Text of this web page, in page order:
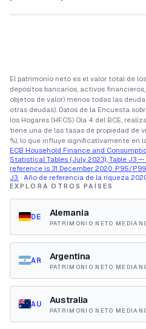
El patrimonio neto es el valor total de
depósitos bancarios, activos
objetos de valor) menos todas las
otras deudas). Datos de la Encuesta
los Hogares (HFCS) Ola 4 del BCE,
tiene una de las tasas de propiedad de
%), lo que influye significativamente en
ECB Household Finance and
Statistical Tables (July 2023), Table J3
reference is 31 December 2020. P95/
J3. · Año de referencia de la riqueza
EXPLORA OTROS PAÍSES
DE Alemania
PATRIMONIO NETO
AR Argentina
PATRIMONIO NETO
AU Australia
PATRIMONIO NETO